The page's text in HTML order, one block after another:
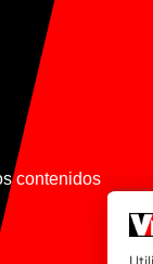
contenidos